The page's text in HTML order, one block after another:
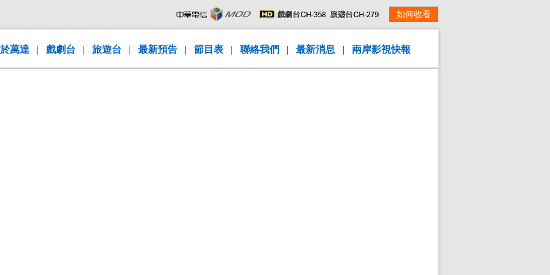
如何收看
萬達 | 戲劇台 | 旅遊台 | 最新預告 | 節目表 | 聯絡我們 | 最新消息 | 兩岸影視快報